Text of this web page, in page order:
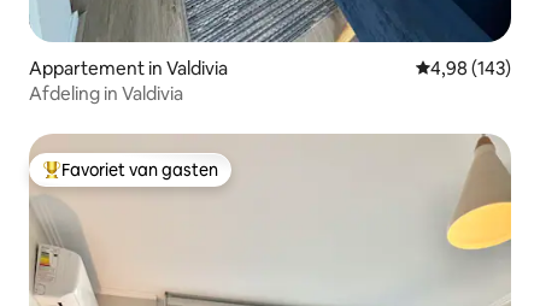
Appartement in Valdivia Gemiddelde
4,98 (143)
Afdeling in Valdivia
Topfavoriet van gasten
Favoriet van gasten